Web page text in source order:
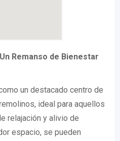
Remanso de Bienestar
un destacado centro de
ideal para aquellos
relajación y alivio de
espacio, se pueden